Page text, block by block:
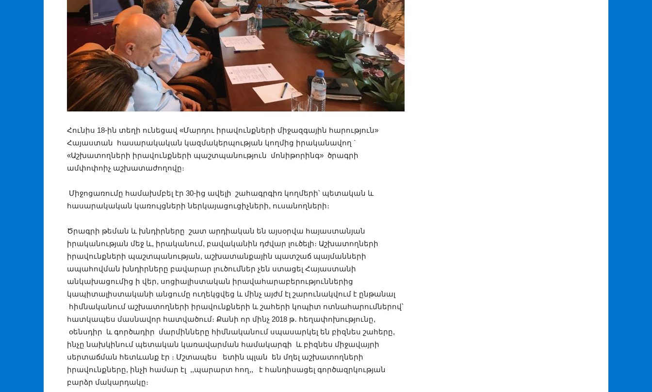
Հունիս 18-ին տեղի ունեցավ «Մարդու իրավունքների միջազգային հարություն»
Հայաստան հասարակական կազմակերպության կողմից իրականավող `
«Աշխատողների իրավունքների պաշտպանություն մոնիթորինգ» ծրագրի
ամփոփոիչ աշխատաժողովը։
Միջոցառումը համախմբել էր 30-ից ավելի շահագրգիռ կողմերի՝ պետական և
հասարակական կառույցների ներկայացուցիչների, ուսանողների։
Ծրագրի թեման և խնդիրները շատ արդիական են այսօրվա հայաստանյան
իրականության մեջ և, իրականում, բավականին դժվար լուծելի։ Աշխատողների
իրավունքների պաշտպանության, աշխատանքային պատշաճ պայմանների
ապահովման խնդիրները բավարար լուծումներ չեն ստացել Հայաստանի
անկախացումից ի վեր, սոցիալիստական իրավահարաբերություններից
կապիտալիստականի անցումը ուղեկցվեց և մինչ այժմ էլ շարունակվում է ընթանալ
հիմնականում աշխատողների իրավունքների և շահերի կոպիտ ոտնահարումներով՝
հատկապես մասնավոր հատվածում։ Քանի որ մինչ 2018 թ․ հեղափոխությունը,
օենսդիր և գործադիր մարմինները հիմնականում սպասարկել են բիզնես շահերը,
ինչը նախկինում պետական կառավարման համակարգի և բիզնես միջավայրի
սերտաճման հետևանք էր ։ Մշտապես ետին պլան են մղել աշխատողների
իրավունքները, ինչի համար էլ ,,պարարտ հող,, է հանդիսացել գործազրկության
բարձր մակարդակը։